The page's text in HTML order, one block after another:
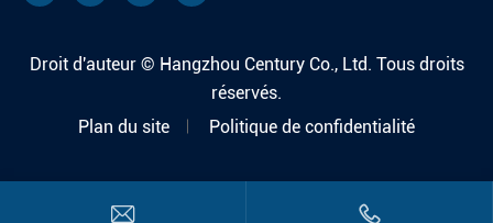
Droit d'auteur © Hangzhou Century Co., Ltd. Tous droits
réservés.
Plan du site
Politique de confidentialité
 